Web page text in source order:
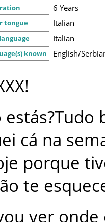
6 Years
tongue Italian
Italian
known English/
!
estás?Tudo
cá na
porque
te
ver onde